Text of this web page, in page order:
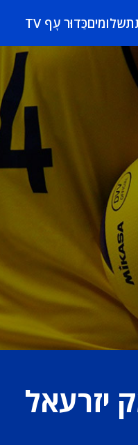
תשלומיםכַּדוּר עָף TV
יזרעאל